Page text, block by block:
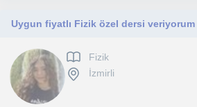
Uygun fiyatlı Fizik özel dersi veriyorum
Fizik
İzmirli